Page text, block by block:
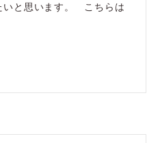
いと思います。 こちらは